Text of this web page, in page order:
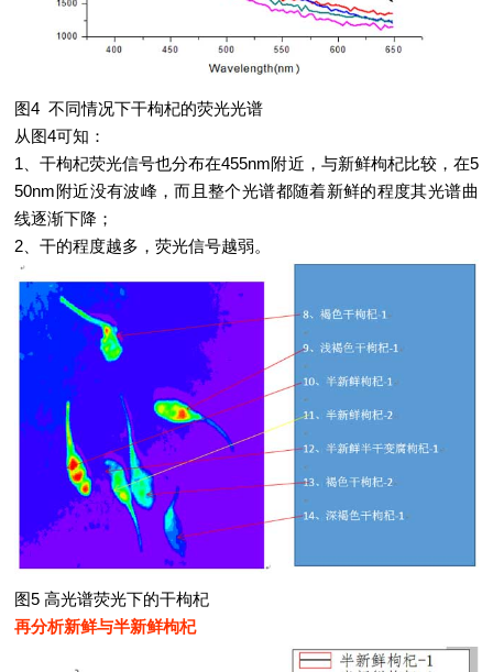
图4 不同情况下干枸杞的荧光光谱
从图4可知：
1、干枸杞荧光信号也分布在455nm附近，与新鲜枸杞比较，在5
50nm附近没有波峰，而且整个光谱都随着新鲜的程度其光谱曲
线逐渐下降；
2、干的程度越多，荧光信号越弱。
图5 高光谱荧光下的干枸杞
再分析新鲜与半新鲜枸杞